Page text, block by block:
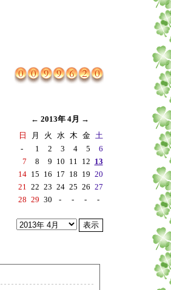
← 2013年 4月 →
日
月 火 水 木 金 土
-
1 2 3 4 5
6
7
8 9 10 11 12 13
14 15 16 17 18 19 20
21 22 23 24 25 26 27
28 29 30 - - - -